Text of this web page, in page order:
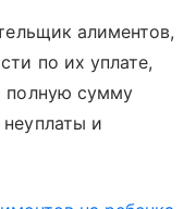
алиментов,
по их уплате,
полную сумму
и